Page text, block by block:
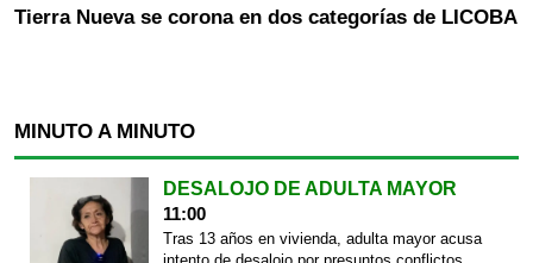
Tierra Nueva se corona en dos categorías de LICOBA
MINUTO A MINUTO
DESALOJO DE ADULTA MAYOR
11:00
Tras 13 años en vivienda, adulta mayor acusa